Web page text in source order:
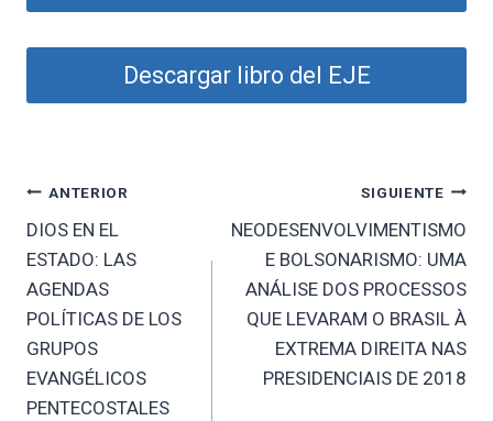
Descargar libro del EJE
Navegación
de
entradas
ANTERIOR
DIOS EN EL
ESTADO: LAS
AGENDAS
POLÍTICAS DE LOS
GRUPOS
EVANGÉLICOS
PENTECOSTALES
SIGUIENTE
NEODESENVOLVIMENTISMO
E BOLSONARISMO: UMA
ANÁLISE DOS PROCESSOS
QUE LEVARAM O BRASIL À
EXTREMA DIREITA NAS
PRESIDENCIAIS DE 2018